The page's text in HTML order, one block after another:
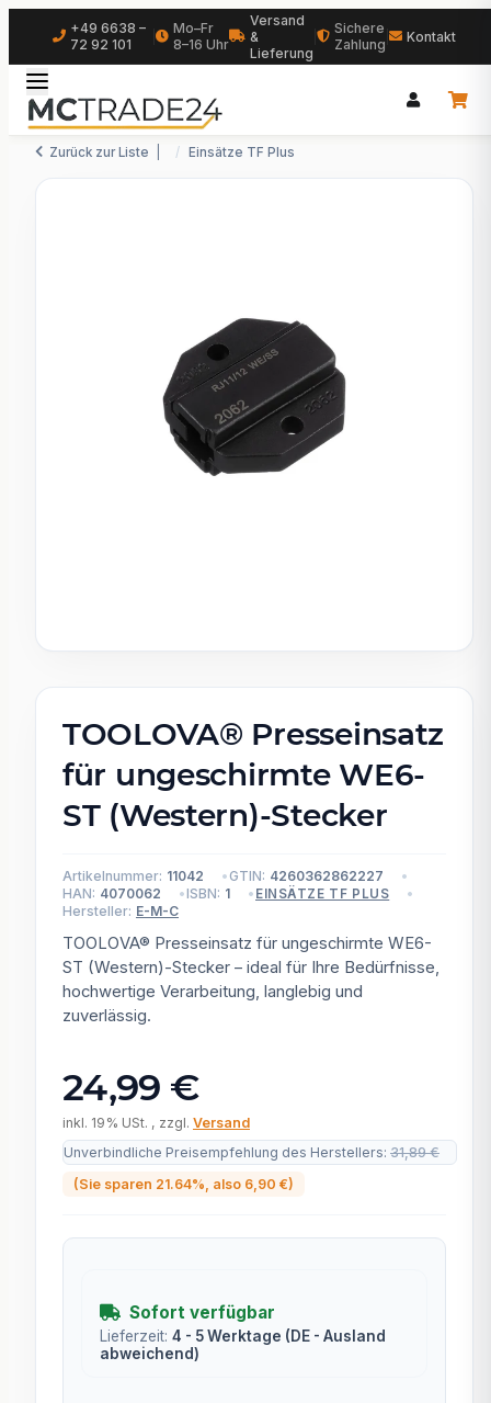
+49 6638 –
72 92 101
Mo–Fr
8–16 Uhr
Versand
&
Lieferung
Sichere
Zahlung
Kontakt
Zurück zur Liste Einsätze TF Plus
TOOLOVA® Presseinsatz
für ungeschirmte WE6-
ST (Western)-Stecker
Artikelnummer: 11042 GTIN: 4260362862227
HAN: 4070062 ISBN: 1 EINSÄTZE TF PLUS
Hersteller: E-M-C
TOOLOVA® Presseinsatz für ungeschirmte WE6-
ST (Western)-Stecker – ideal für Ihre Bedürfnisse,
hochwertige Verarbeitung, langlebig und
zuverlässig.
24,99 €
inkl. 19% USt. , zzgl. Versand
Unverbindliche Preisempfehlung des Herstellers: 31,89 €
(Sie sparen 21.64%, also 6,90 €)
Sofort verfügbar
Lieferzeit: 4 - 5 Werktage (DE - Ausland
abweichend)